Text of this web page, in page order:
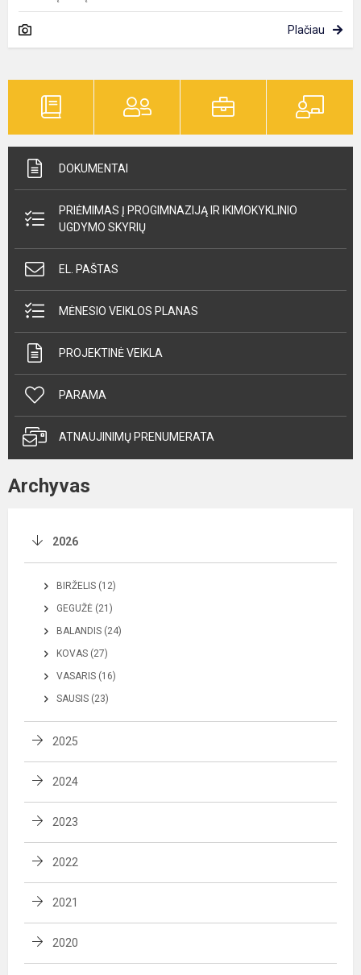
Plačiau
DOKUMENTAI
PRIĖMIMAS Į PROGIMNAZIJĄ IR IKIMOKYKLINIO
UGDYMO SKYRIŲ
EL. PAŠTAS
MĖNESIO VEIKLOS PLANAS
PROJEKTINĖ VEIKLA
PARAMA
ATNAUJINIMŲ PRENUMERATA
Archyvas
2026
BIRŽELIS (12)
GEGUŽĖ (21)
BALANDIS (24)
KOVAS (27)
VASARIS (16)
SAUSIS (23)
2025
2024
2023
2022
2021
2020